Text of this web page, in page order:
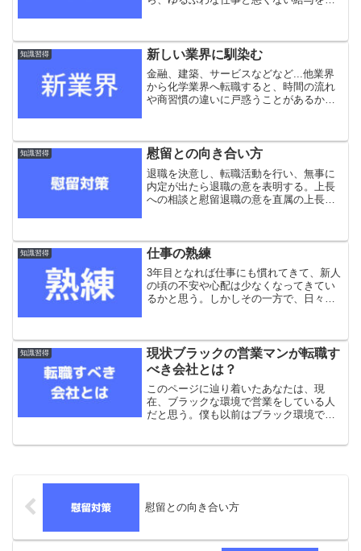
けで希少な存在であることは間違いな
い。しかし、いつかはあなたも...
知識習得 新しい業界に馴染む
金融、建築、サービスなどなど...他業界
から化学業界へ転職すると、時間の流れ
や商習慣の違いに戸惑うことがあるかと
き残っている生きた化石。それが化学業
界だ。50年以上の歴...
知識習得 慰留との向き合い方
退職を決意し、転職活動を行い、無事に
内定が出たら退職の意を表明する。上長
への相談と慰留退職の意を直属の上長に
ず最初はメールをするのを...
知識習得 仕事の熟練
3年目となれば仕事にも慣れてきて、新人
の頃の不安や心配は少なくなってきてい
るかと思う。しかしその一方で、日々の
るかと思う。そのメカニズムについて説
明する。営業としての熟...
知識習得
現状ブラックの営業マンが転職す
べき会社とは？
このページに辿り着いたあなたは、現
在、ブラックな環境で営業をしている人
だと思う。僕も以前はブラック環境で営
慰留との向き合い方